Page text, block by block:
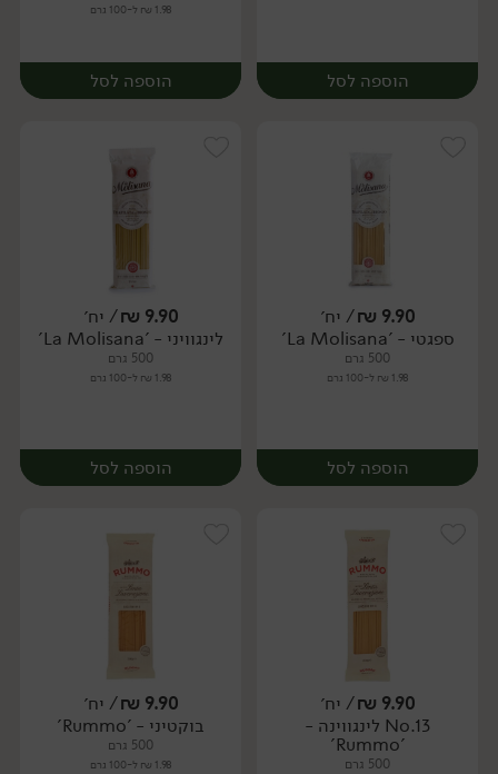
הוספה לסל
יח׳
1.98 ₪ ל-100 גרם
הוספה לסל
יח׳
9.90
₪/ יח׳
ספגטי - 'La Molisana'
500 גרם
1.98 ₪ ל-100 גרם
הוספה לסל
יח׳
9.90
₪/ יח׳
לינגוויני - 'La Molisana'
500 גרם
1.98 ₪ ל-100 גרם
הוספה לסל
יח׳
9.90
₪/ יח׳
No.13 לינגווינה -
'Rummo'
500 גרם
9.90
₪/ יח׳
בוקטיני - 'Rummo'
500 גרם
1.98 ₪ ל-100 גרם